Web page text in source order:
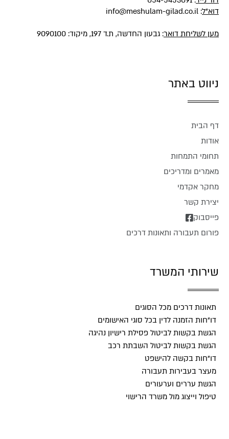
דוא"ל:
info@meshulam-gilad.co.il
מען לשליחת דואר: גבעון החדשה, ת.ד 197, מיקוד: 9090100
ניווט באתר
דף הבית
אודות
תחומי התמחות
מאמרים ומדריכים
מחקר אקדמי
יצירת קשר
פייסבוק
פורום תעבורה ותאונות דרכים
שירותי המשרד
תאונות דרכים מכל הסוגים
דו"חות הזמנה לדין בכל סוגי האישומים
הגשת בקשות לביטול פסילת רישיון נהיגה
הגשת בקשות לביטול השבתת רכב
דו"חות בקשה להישפט
מעצר בעבירות תעבורה
הגשת עררים וערעורים
טיפול וייצוג מול משרד הרישוי